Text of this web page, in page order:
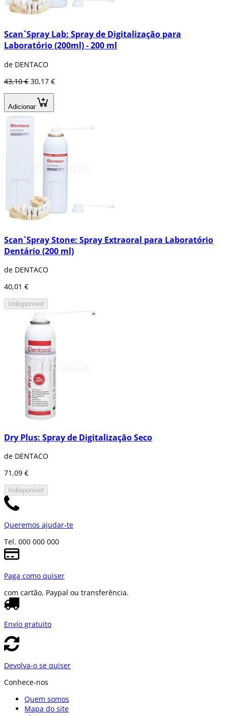
Scan`Spray Lab: Spray de Digitalização para
Laboratório (200ml) - 200 ml
de DENTACO
43,10 € 30,17 €
Adicionar
Scan`Spray Stone: Spray Extraoral para Laboratório
Dentário (200 ml)
de DENTACO
40,01 €
Indisponível
Dry Plus: Spray de Digitalização Seco
de DENTACO
71,09 €
Indisponível
Queremos ajudar-te
Tel. 000 000 000
Paga como quiser
com cartão, Paypal ou transferência.
Envío gratuito
Devolva-o se quiser
Conhece-nos
Quem somos
Mapa do site